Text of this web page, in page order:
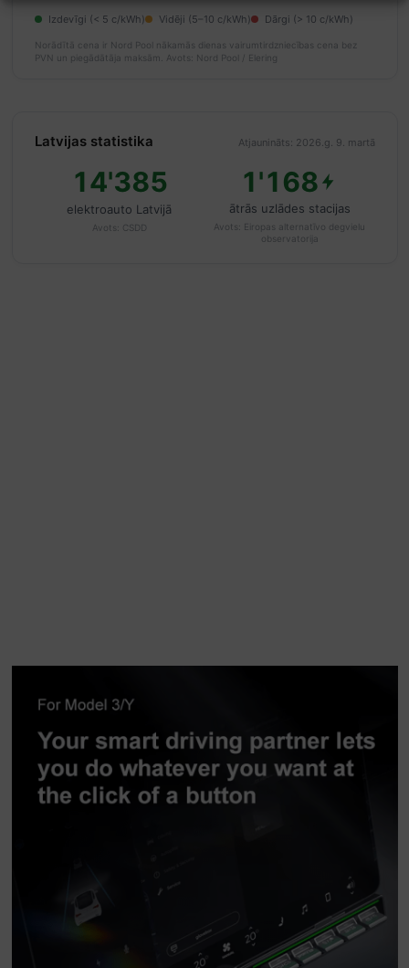
Izdevīgi (< 5 c/kWh) Vidēji (5–10 c/kWh) Dārgi (> 10 c/kWh)
Norādītā cena ir Nord Pool nākamās dienas vairumtirdzniecības cena bez
PVN un piegādātāja maksām.
Avots: Nord Pool / Elering
Latvijas statistika Atjaunināts: 2026.g. 9. martā
14'385
elektroauto Latvijā
Avots: CSDD
1'168
ātrās uzlādes stacijas
Avots: Eiropas alternatīvo degvielu
observatorija